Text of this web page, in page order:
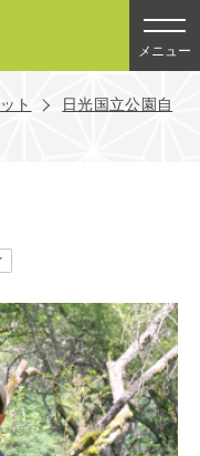
メニュー
ト
日光国立公園自